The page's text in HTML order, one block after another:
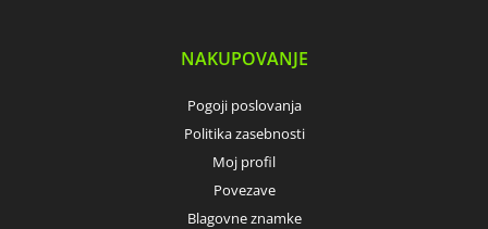
NAKUPOVANJE
Pogoji poslovanja
Politika zasebnosti
Moj profil
Povezave
Blagovne znamke